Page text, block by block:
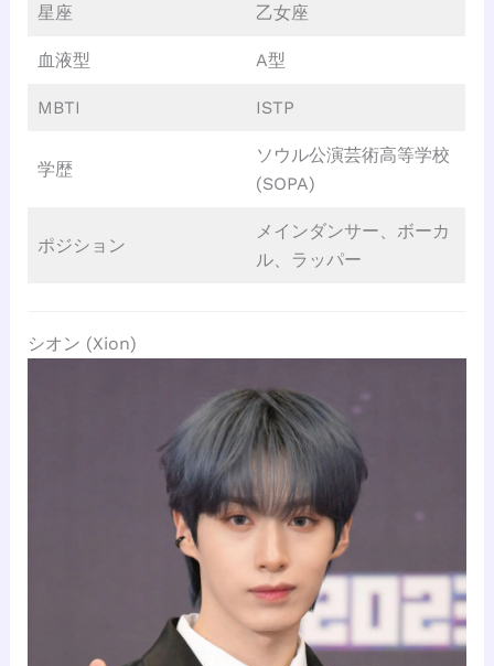
星座 乙女座
血液型 A型
MBTI ISTP
学歴
ソウル公演芸術高等学校
(SOPA)
ポジション
メインダンサー、ボーカ
ル、ラッパー
シオン (Xion)